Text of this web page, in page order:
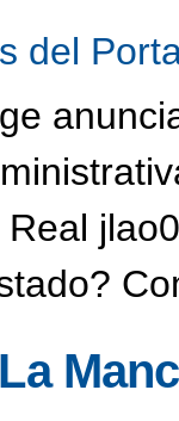
del